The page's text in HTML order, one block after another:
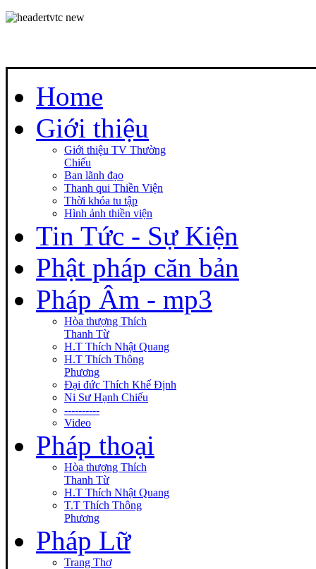
Home
Giới thiệu
Giới thiệu TV Thường
Chiếu
Ban lãnh đạo
Thanh qui Thiền Viện
Thời khóa tu tập
Hình ảnh thiền viện
Tin Tức - Sự Kiện
Phật pháp căn bản
Pháp Âm - mp3
Hòa thượng Thích
Thanh Từ
H.T Thích Nhật Quang
H.T Thích Thông
Phương
Đại đức Thích Khế Định
Ni Sư Hạnh Chiếu
----------
Video
Pháp thoại
Hòa thượng Thích
Thanh Từ
H.T Thích Nhật Quang
T.T Thích Thông
Phương
Pháp Lữ
Trang Thơ